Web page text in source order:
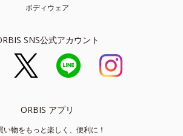
ボディウェア
SNS公式アカウント
ORBIS アプリ
い物をもっと楽しく、便利に！